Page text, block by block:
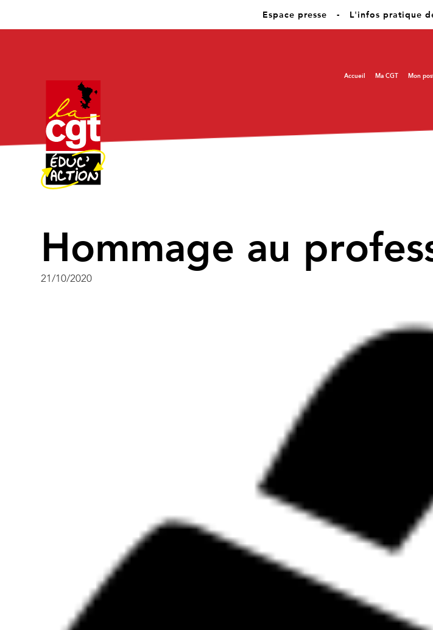
Espace presse - L'infos pratique
Accueil Ma CGT Mon
Hommage au
21/10/2020